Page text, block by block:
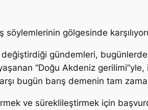
söylemlerinin gölgesinde
değiştirdiği gündemleri,
“Doğu Akdeniz
bugün barış demenin tam
ve süreklileştirmek için